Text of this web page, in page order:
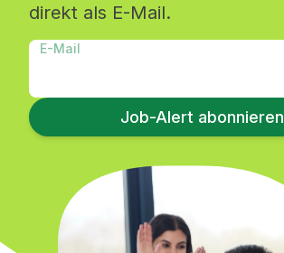
direkt als E-Mail.
E-Mail
Job-Alert abonnieren